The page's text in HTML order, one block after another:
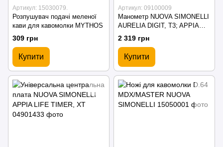
Артикул: 15030079.
Розпушувач подачі меленої
кави для кавомолки MYTHOS
309 грн
Купити
Артикул: 09100009
Манометр NUOVA SIMONELLI
AURELIA DIGIT, T3; APPIA
LIFE XT
2 319 грн
Купити